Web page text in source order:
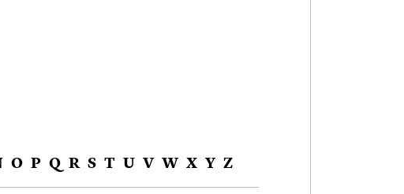
O P Q R S T U V W X Y Z